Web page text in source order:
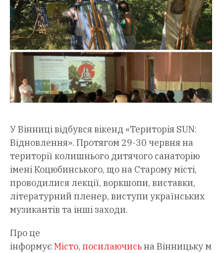
У Вінниці відбувся вікенд «Територія SUN:
Відновлення». Протягом 29-30 червня на
території колишнього дитячого санаторію
імені Коцюбинського, що на Старому місті,
проводилися лекції, воркшопи, виставки,
літературний пленер, виступи українських
музикантів та інші заходи.
Про це
інформує Місто, посилаючисьна Вінницьку